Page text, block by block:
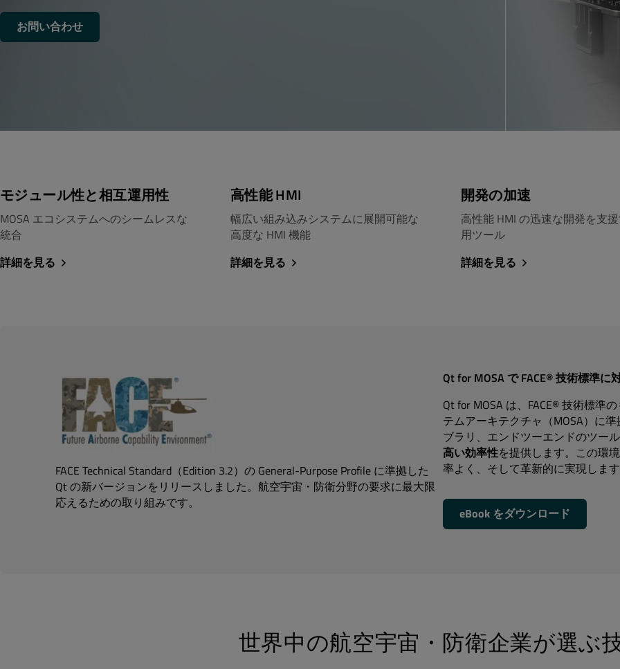
お問い合わせ
モジュール性と相互運用性
MOSA エコシステムへのシームレスな
統合
詳細を見る
高性能 HMI
幅広い組み込みシステムに展開可能な
高度な HMI 機能
詳細を見る
開発の加速
高性能 HMI の迅速な開発を支
用ツール
詳細を見る
FACE Technical Standard（Edition 3.2）の General-Purpose Profile に準拠した
Qt の新バージョンをリリースしました。航空宇宙・防衛分野の要求に最大限
応えるための取り組みです。
Qt for MOSA で FACE® 技術標準に
Qt for MOSA は、FACE® 技術標準
テムアーキテクチャ（MOSA）に
ブラリ、エンドツーエンドのツー
高い効率性を提供します。この環
率よく、そして革新的に実現しま
eBook をダウンロード
世界中の航空宇宙・防衛企業が選ぶ